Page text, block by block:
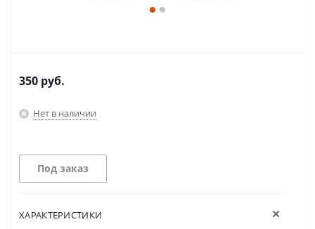
350 руб.
Нет в наличии
Под заказ
ХАРАКТЕРИСТИКИ